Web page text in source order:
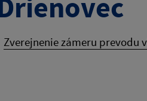
Zverejnenie zámeru prevodu